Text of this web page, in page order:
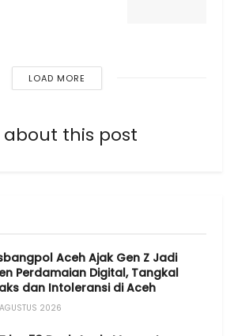
LOAD MORE
about this post
Aceh Ajak Gen Z Jadi
Perdamaian Digital, Tangkal
dan Intoleransi di Aceh
2026